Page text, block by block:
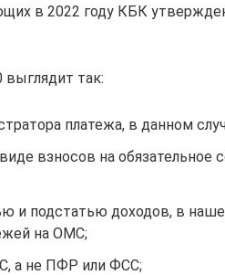
в 2022 году КБК
так:
платежа, в данном
взносов на обязательное
и подстатью доходов, в
на ОМС;
а не ПФР или ФСС;